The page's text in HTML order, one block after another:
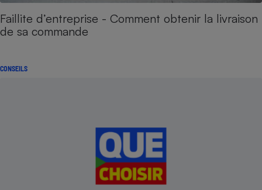
Faillite d’entreprise - Comment obtenir la livraison
de sa commande
CONSEILS